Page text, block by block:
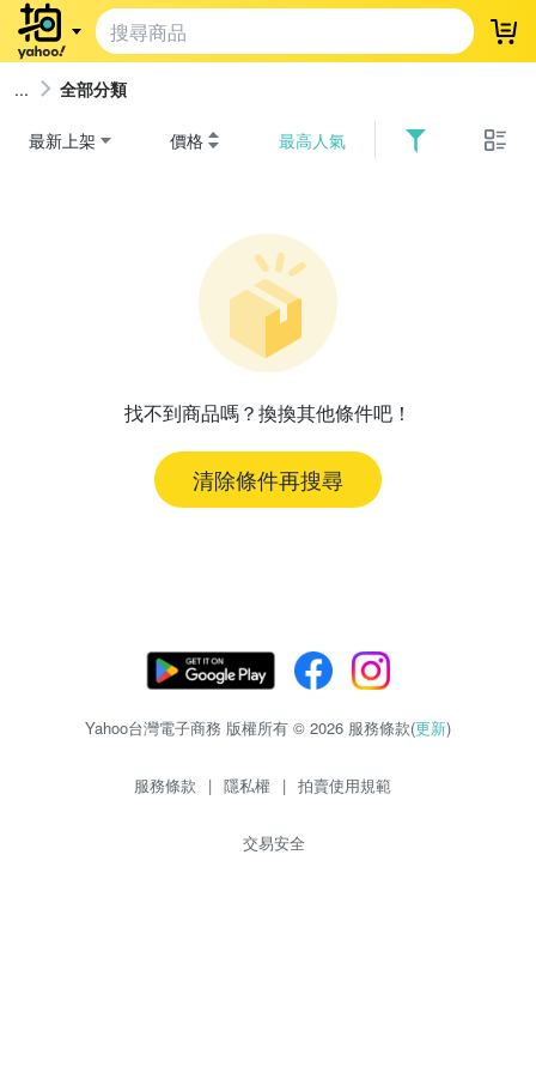
登
全部分類
最新上架 價格 最高人氣
找不到商品嗎？換換其他條件吧！
清除條件再搜尋
Yahoo台灣電子商務 版權所有 © 2026 服務條款(更新)
服務條款 | 隱私權 | 拍賣使用規範
交易安全